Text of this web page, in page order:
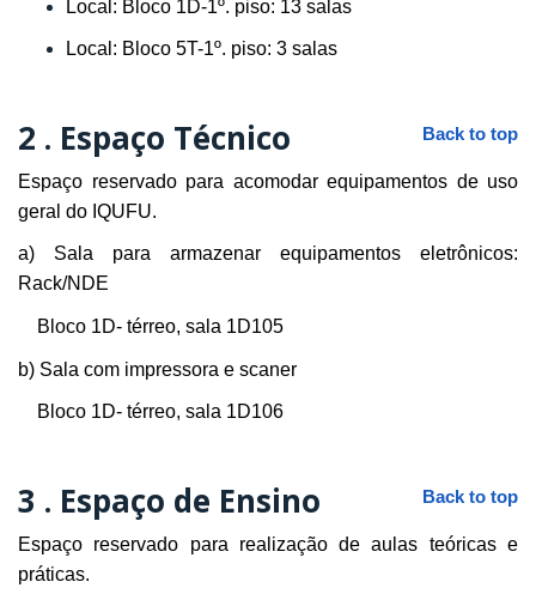
Local: Bloco 1D-1º. piso: 13 salas
Local: Bloco 5T-1º. piso: 3 salas
Back to top
2 . Espaço Técnico
Espaço reservado para acomodar equipamentos de uso
geral do IQUFU.
a) Sala para armazenar equipamentos eletrônicos:
Rack/NDE
Bloco 1D- térreo, sala 1D105
b) Sala com impressora e scaner
Bloco 1D- térreo, sala 1D106
Back to top
3 . Espaço de Ensino
Espaço reservado para realização de aulas teóricas e
práticas.